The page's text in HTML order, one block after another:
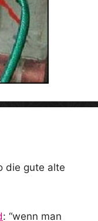
die gute alte
: “wenn man